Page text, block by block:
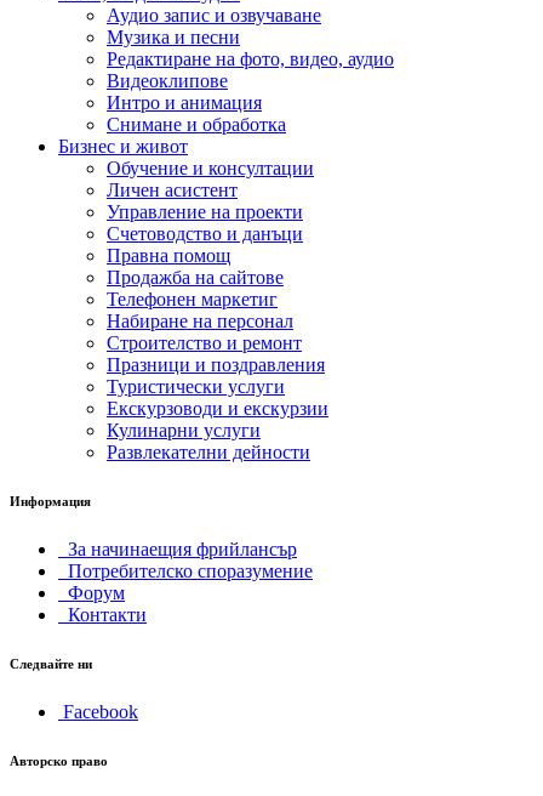
Аудио запис и озвучаване
Музика и песни
Редактиране на фото, видео, аудио
Видеоклипове
Интро и анимация
Снимане и обработка
Бизнес и живот
Обучение и консултации
Личен асистент
Управление на проекти
Счетоводство и данъци
Правна помощ
Продажба на сайтове
Телефонен маркетиг
Набиране на персонал
Строителство и ремонт
Празници и поздравления
Туристически услуги
Екскурзоводи и екскурзии
Кулинарни услуги
Развлекателни дейности
Информация
За начинаещия фрийлансър
Потребителско споразумение
Форум
Контакти
Следвайте ни
Facebook
Авторско право